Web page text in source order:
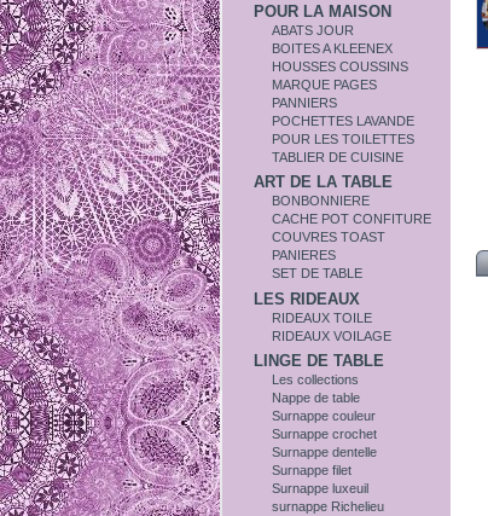
POUR LA MAISON
ABATS JOUR
BOITES A KLEENEX
HOUSSES COUSSINS
MARQUE PAGES
PANNIERS
POCHETTES LAVANDE
POUR LES TOILETTES
TABLIER DE CUISINE
ART DE LA TABLE
BONBONNIERE
CACHE POT CONFITURE
COUVRES TOAST
PANIERES
SET DE TABLE
LES RIDEAUX
RIDEAUX TOILE
RIDEAUX VOILAGE
LINGE DE TABLE
Les collections
Nappe de table
Surnappe couleur
Surnappe crochet
Surnappe dentelle
Surnappe filet
Surnappe luxeuil
surnappe Richelieu